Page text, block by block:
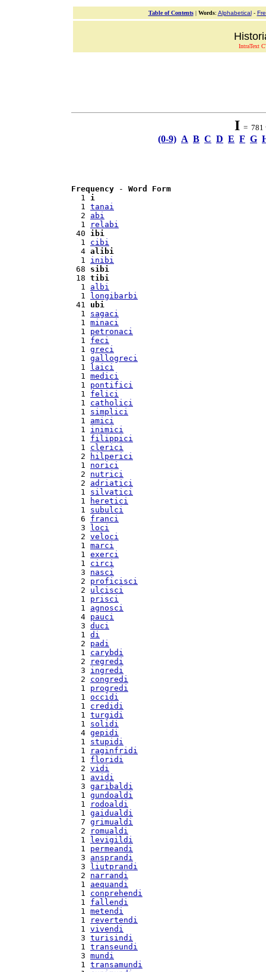
Table of Contents| Words: Alphabetical-
IntraText
I = 781
(0-9) A B C D E F G
Frequency - Word Form
  1
i
  1
tanai
  2
abi
  1
relabi
40 ibi
  1
cibi
  4
alibi
  1
inibi
68 sibi
18 tibi
  1
albi
  1
longibarbi
41 ubi
  1
sagaci
  1
minaci
  1
petronaci
  1
feci
  1
greci
  1
gallogreci
  1
laici
  1
medici
  1
pontifici
  1
felici
  1
catholici
  1
simplici
  1
amici
  1
inimici
  1
filippici
  1
clerici
  2
hilperici
  1
norici
  2
nutrici
  2
adriatici
  1
silvatici
  1
heretici
  1
subulci
  6
franci
  3
loci
  2
veloci
  1
marci
  1
exerci
  1
circi
  3
nasci
  2
proficisci
  2
ulcisci
  1
prisci
  1
agnosci
  4
pauci
  3
duci
  1
di
  2
padi
  1
carybdi
  2
regredi
  3
ingredi
  2
congredi
  1
progredi
  1
occidi
  1
credidi
  1
turgidi
  1
solidi
  4
gepidi
  1
stupidi
  1
raginfridi
  1
floridi
  2
vidi
  1
avidi
  3
garibaldi
  1
gundoaldi
  1
rodoaldi
  1
gaidualdi
  7
grimualdi
  2
romualdi
  1
levigildi
  1
permeandi
  3
ansprandi
  3
liutprandi
  2
narrandi
  1
aequandi
  1
conprehendi
  1
fallendi
  1
metendi
  1
revertendi
  1
vivendi
  3
turisindi
  1
transeundi
  3
mundi
  1
transamundi